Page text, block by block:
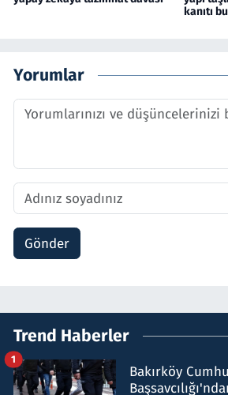
kanıtı
Yorumlar
Gönder
Trend Haberler
Bakırköy
1